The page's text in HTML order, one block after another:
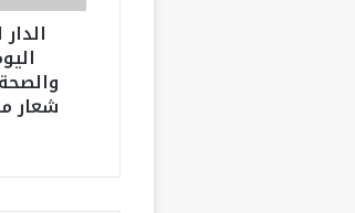
ي
شعار